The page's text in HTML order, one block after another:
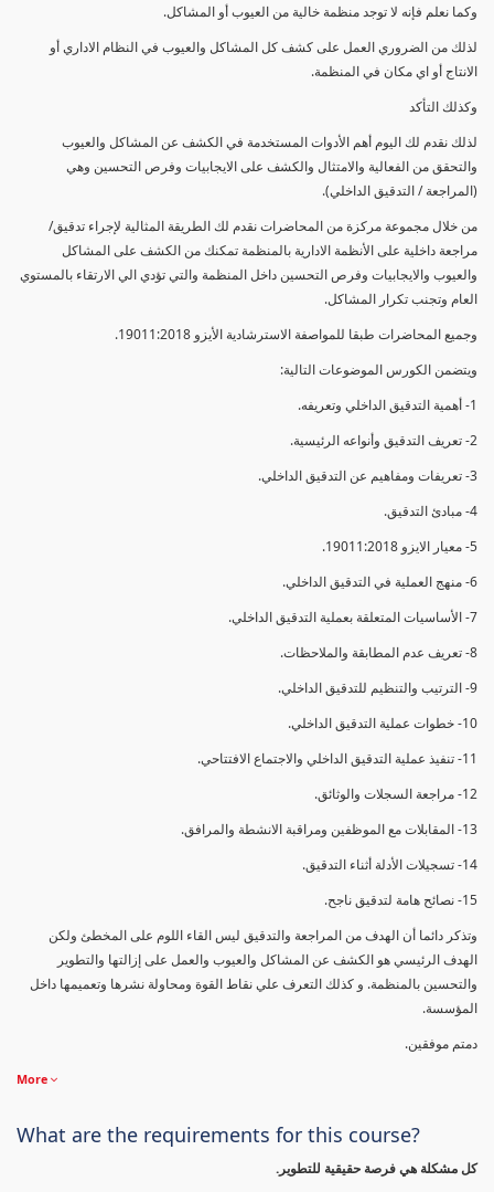
وكما نعلم فإنه لا توجد منظمة خالية من العيوب أو المشاكل.
لذلك من الضروري العمل على كشف كل المشاكل والعيوب في النظام الاداري أو
الانتاج أو اي مكان في المنظمة.
وكذلك التأكد
لذلك نقدم لك اليوم أهم الأدوات المستخدمة في الكشف عن المشاكل والعيوب
والتحقق من الفعالية والامتثال والكشف على الايجابيات وفرص التحسين وهي
(المراجعة / التدقيق الداخلي).
من خلال مجموعة مركزة من المحاضرات نقدم لك الطريقة المثالية لإجراء تدقيق/
مراجعة داخلية على الأنظمة الادارية بالمنظمة تمكنك من الكشف على المشاكل
والعيوب والايجابيات وفرص التحسين داخل المنظمة والتي تؤدي الي الارتقاء بالمستوي
العام وتجنب تكرار المشاكل.
وجميع المحاضرات طبقا للمواصفة الاسترشادية الأيزو 19011:2018.
ويتضمن الكورس الموضوعات التالية:
1- أهمية التدقيق الداخلي وتعريفه.
2- تعريف التدقيق وأنواعه الرئيسية.
3- تعريفات ومفاهيم عن التدقيق الداخلي.
4- مبادئ التدقيق.
5- معيار الايزو 19011:2018.
6- منهج العملية في التدقيق الداخلي.
7- الأساسيات المتعلقة بعملية التدقيق الداخلي.
8- تعريف عدم المطابقة والملاحظات.
9- الترتيب والتنظيم للتدقيق الداخلي.
10- خطوات عملية التدقيق الداخلي.
11- تنفيذ عملية التدقيق الداخلي والاجتماع الافتتاحي.
12- مراجعة السجلات والوثائق.
13- المقابلات مع الموظفين ومراقبة الانشطة والمرافق.
14- تسجيلات الأدلة أثناء التدقيق.
15- نصائح هامة لتدقيق ناجح.
وتذكر دائما أن الهدف من المراجعة والتدقيق ليس القاء اللوم على المخطئ ولكن
الهدف الرئيسي هو الكشف عن المشاكل والعيوب والعمل على إزالتها والتطوير
والتحسين بالمنظمة. و كذلك التعرف علي نقاط القوة ومحاولة نشرها وتعميمها داخل
المؤسسة.
دمتم موفقين.
More
What are the requirements for this course?
كل مشكلة هي فرصة حقيقية للتطوير.